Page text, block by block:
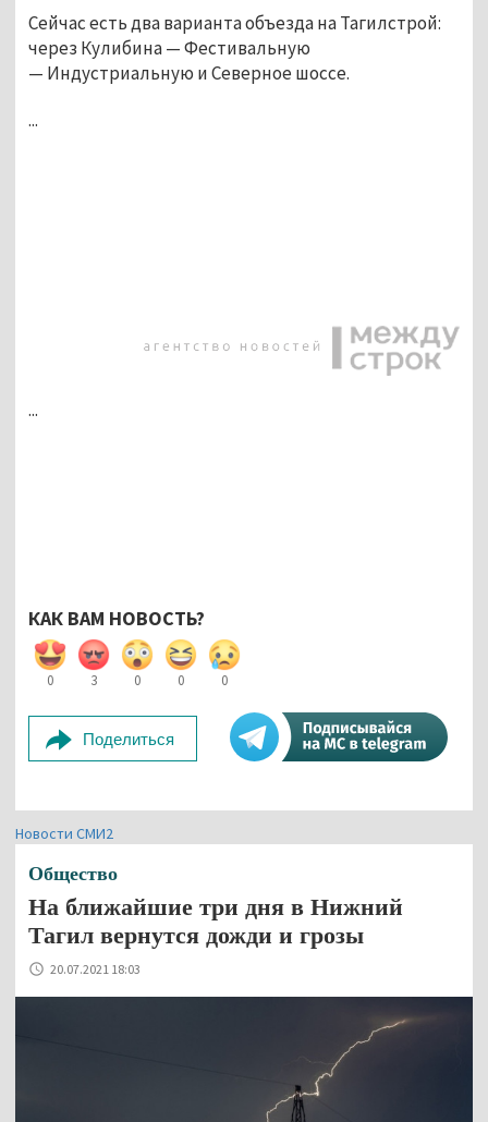
Сейчас есть два варианта объезда на Тагилстрой:
через Кулибина—Фестивальную
— Индустриальную и Северное шоссе.
...
...
КАК ВАМ НОВОСТЬ?
0 3 0 0 0
Поделиться
Новости СМИ2
Общество
На ближайшие три дня в Нижний
Тагил вернутся дожди и грозы
20.07.2021 18:03